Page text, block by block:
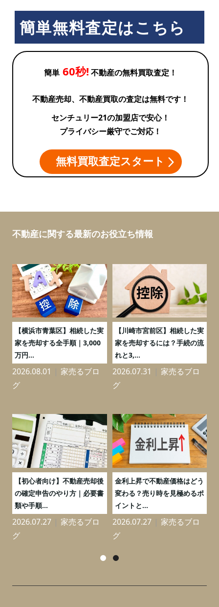
簡単無料査定はこちら
簡単 60秒! 不動産の無料買取査定！
不動産売却、不動産買取の査定は無料です！
センチュリー21の加盟店で安心！
プライバシー厳守でご対応！
無料買取査定スタート
不動産に関する最新のお役立ち情報
【横浜市青葉区】相続した実
家を売却する全手順｜3,000
万円...
2026.08.01
家売るブロ
グ
【川崎市宮前区】相続した実
家を売却するには？手続の流
れと3,...
2026.07.31
家売るブロ
グ
【初心者向け】不動産売却後
の確定申告のやり方｜必要書
類や手順...
2026.07.27
家売るブロ
グ
金利上昇で不動産価格はどう
変わる？売り時を見極めるポ
イントと...
2026.07.27
家売るブロ
グ